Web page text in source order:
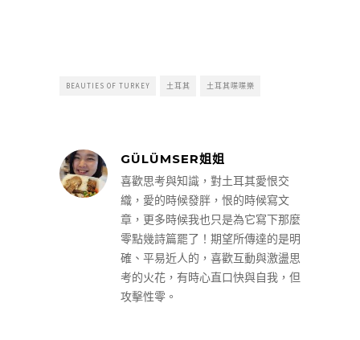
BEAUTIES OF TURKEY 土耳其 土耳其喋喋樂
GÜLÜMSER姐姐
喜歡思考與知識，對土耳其愛恨交
織，愛的時候發胖，恨的時候寫文
章，更多時候我也只是為它寫下那麼
零點幾詩篇罷了！期望所傳達的是明
確、平易近人的，喜歡互動與激盪思
考的火花，有時心直口快與自我，但
攻擊性零。